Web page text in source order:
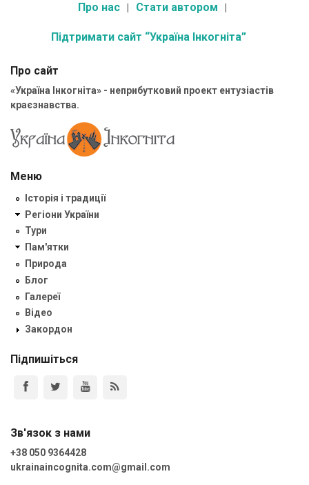
Про нас Стати автором
Підтримати сайт “Україна Інкогніта”
Про сайт
«Україна Інкогніта» - неприбутковий проект ентузіастів
краєзнавства.
Меню
Історія і традиції
Регіони України
Тури
Пам'ятки
Природа
Блог
Галереї
Відео
Закордон
Підпишіться
Зв'язок з нами
+38 050 9364428
ukrainaincognita.com@gmail.com